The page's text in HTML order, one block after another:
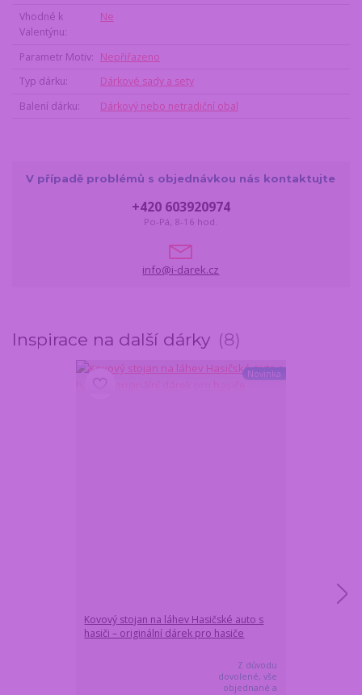
Vhodné k
Valentýnu
Ne
Parametr Motiv
Nepřiřazeno
Typ dárku
Dárkové sady a sety
Balení dárku
Dárkový nebo netradiční obal
V případě problémů s objednávkou nás kontaktujte
+420 603920974
Po-Pá, 8-16 hod.
info@i-darek.cz
Inspirace na další dárky 8
Novinka
Kovový stojan na láhev Hasičské auto s
hasiči – originální dárek pro hasiče
Z důvodu
dovolené, vše
objednané a